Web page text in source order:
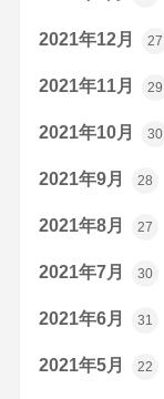
2021年12月 27
2021年11月 29
2021年10月 30
2021年9月 28
2021年8月 27
2021年7月 30
2021年6月 31
2021年5月 22